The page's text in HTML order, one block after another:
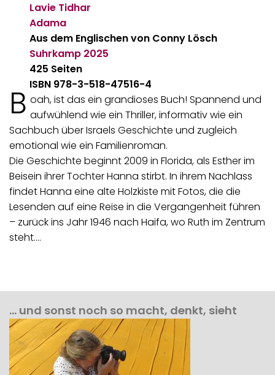
Lavie Tidhar
Adama
Aus dem Englischen von Conny Lösch
Suhrkamp 2025
425 Seiten
ISBN 978-3-518-47516-4
B oah, ist das ein grandioses Buch! Spannend und
aufwühlend wie ein Thriller, informativ wie ein
Sachbuch über Israels Geschichte und zugleich
emotional wie ein Familienroman.
Die Geschichte beginnt 2009 in Florida, als Esther im
Beisein ihrer Tochter Hanna stirbt. In ihrem Nachlass
findet Hanna eine alte Holzkiste mit Fotos, die die
Lesenden auf eine Reise in die Vergangenheit führen
– zurück ins Jahr 1946 nach Haifa, wo Ruth im Zentrum
steht.…
… und sonst noch so macht, denkt, sieht